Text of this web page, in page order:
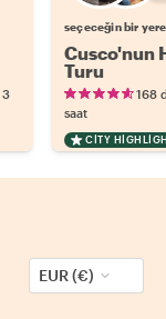
3
seçeceğin bir
Cusco'nun
Turu
168
saat
CITY
EUR (€)